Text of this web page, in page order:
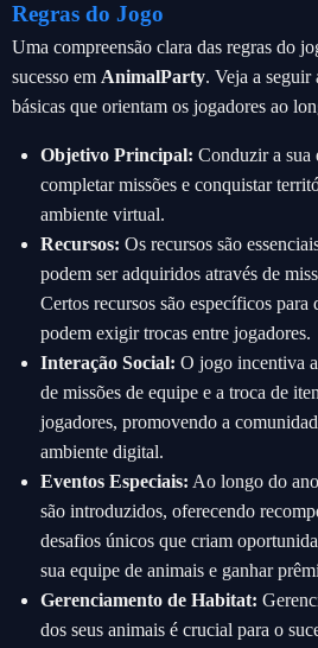
Regras do Jogo
Uma compreensão clara das regras do
sucesso em AnimalParty. Veja a seguir
básicas que orientam os jogadores ao
Objetivo Principal: Conduzir a sua
completar missões e conquistar
ambiente virtual.
Recursos: Os recursos são
podem ser adquiridos através de
Certos recursos são específicos para
podem exigir trocas entre jogadores.
Interação Social: O jogo incentiva
de missões de equipe e a troca de
jogadores, promovendo a
ambiente digital.
Eventos Especiais: Ao longo do
são introduzidos, oferecendo
desafios únicos que criam
sua equipe de animais e ganhar
Gerenciamento de Habitat:
dos seus animais é crucial para o